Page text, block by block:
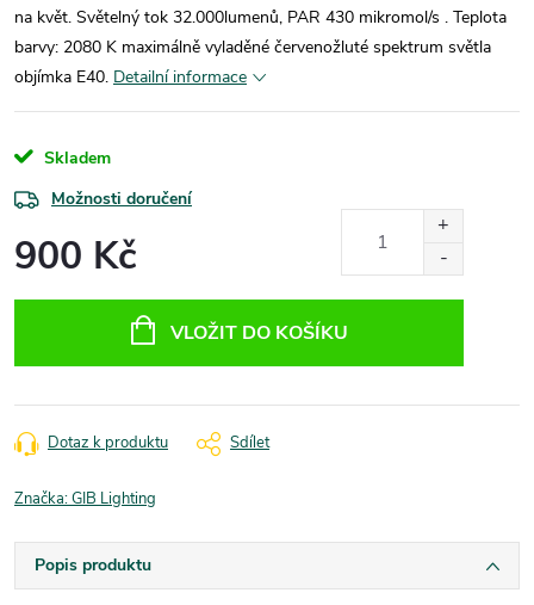
na květ. Světelný tok 32.000lumenů, PAR 430 mikromol/s . Teplota
barvy: 2080 K maximálně vyladěné červenožluté spektrum světla
objímka E40. Detailní informace
Skladem
Možnosti doručení
900 Kč
VLOŽIT DO KOŠÍKU
Dotaz k produktu Sdílet
Značka:GIB Lighting
Popis produktu